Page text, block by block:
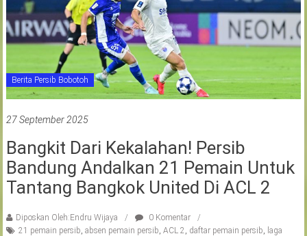
Berita Persib Bobotoh
27 September 2025
Bangkit Dari Kekalahan! Persib
Bandung Andalkan 21 Pemain Untuk
Tantang Bangkok United Di ACL 2
Diposkan Oleh:Endru Wijaya
0 Komentar
21 pemain persib, absen pemain persib, ACL 2, daftar pemain persib, laga